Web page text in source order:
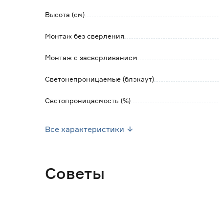
- на двусторонний скотч к раме.
Уход: загрязнения с полотна удалять
Высота (см)
Монтаж без сверления
Монтаж с засверливанием
Светонепроницаемые (блэкаут)
Светопроницаемость (%)
Все характеристики
Советы